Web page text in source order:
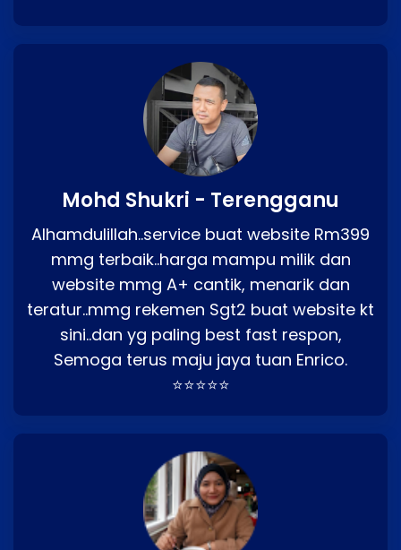
Mohd Shukri - Terengganu
Alhamdulillah..service buat website Rm399
mmg terbaik..harga mampu milik dan
website mmg A+ cantik, menarik dan
teratur..mmg rekemen Sgt2 buat website kt
sini..dan yg paling best fast respon,
Semoga terus maju jaya tuan Enrico.
⭐⭐⭐⭐⭐